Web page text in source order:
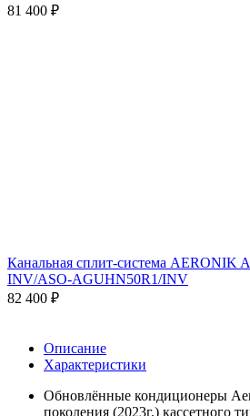
81 400 ₽
Канальная сплит-система AERONIK
INV/ASO-AGUHN50R1/INV
82 400 ₽
Описание
Характеристики
Обновлённые кондиционеры
поколения (2023г.) кассетного